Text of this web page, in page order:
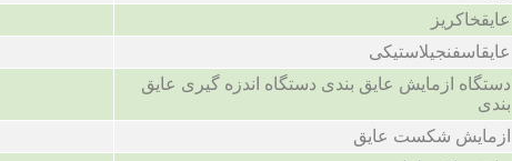
عایقخاکریز
عایقاسفنجیلاستیکی
دستگاه ازمایش عایق بندی دستگاه اندزه گیری عایق
بندی
ازمایش شکست عایق